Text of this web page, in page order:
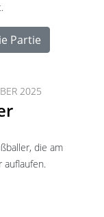
Partie
2025
die am
auflaufen.